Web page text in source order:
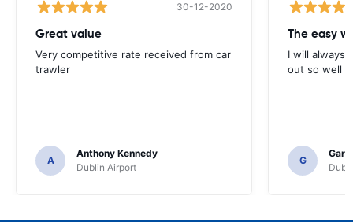
30-12-2020
Great value
Very competitive rate received from car
trawler
A
Anthony Kennedy
Dublin Airport
I will always
out so well
G
Gary